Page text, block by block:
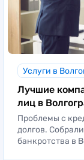
Услуги в
Лучшие
лиц в
Проблемы с
долгов.
банкротства в